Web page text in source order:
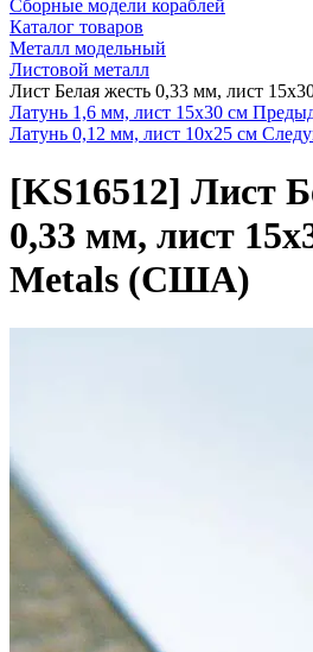
Сборные модели кораблей
Каталог товаров
Металл модельный
Листовой металл
Лист Белая жесть 0,33 мм, лист
Латунь 1,6 мм, лист 15х30 см
Латунь 0,12 мм, лист 10х25 см
[KS16512] Лист
0,33 мм, лист
Metals (США)